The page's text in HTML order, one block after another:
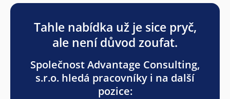
Tahle nabídka už je sice pryč,
ale není důvod zoufat.
Společnost Advantage Consulting,
s.r.o. hledá pracovníky i na další
pozice: